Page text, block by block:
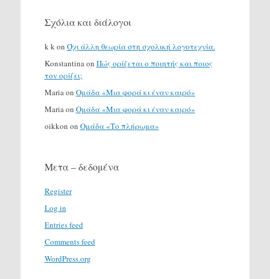
Σχόλια και διάλογοι
k k on Όχι άλλη θεωρία στη σχολική λογοτεχνία.
Konstantina on Πώς ορίζεται ο ποιητής και ποιος
τον ορίζει;
Maria on Ομάδα «Μια φορά κι έναν καιρό»
Maria on Ομάδα «Μια φορά κι έναν καιρό»
oikkon on Ομάδα «Το πλήρωμα»
Μετα – δεδομένα
Register
Log in
Entries feed
Comments feed
WordPress.org